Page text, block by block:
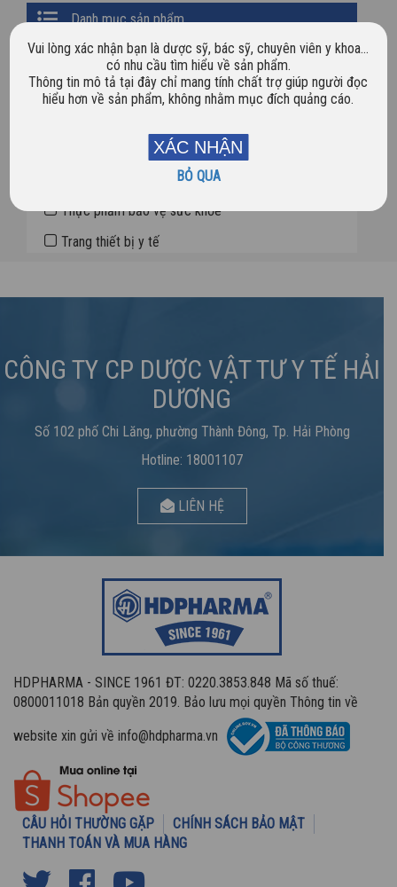
Primary
Sidebar
Danh mục sản phẩm
Chưa phân loại
Dược mỹ phẩm
Thực phẩm bảo vệ sức khỏe
Trang thiết bị y tế
CÔNG TY CP DƯỢC VẬT TƯ Y TẾ HẢI
DƯƠNG
Số 102 phố Chi Lăng, phường Thành Đông, Tp. Hải Phòng
Hotline: 18001107
LIÊN HỆ
HDPHARMA - SINCE 1961 ĐT: 0220.3853.848 Mã số thuế:
0800011018 Bản quyền 2019. Bảo lưu mọi quyền Thông tin về
website xin gửi về info@hdpharma.vn
CÂU HỎI THƯỜNG GẶP
CHÍNH SÁCH BẢO MẬT
THANH TOÁN VÀ MUA HÀNG
Vui lòng xác nhận bạn là dược sỹ, bác sỹ, chuyên viên y khoa…
có nhu cầu tìm hiểu về sản phẩm.
Thông tin mô tả tại đây chỉ mang tính chất trợ giúp người đọc
hiểu hơn về sản phẩm, không nhằm mục đích quảng cáo.
BỎ QUA
XÁC NHẬN